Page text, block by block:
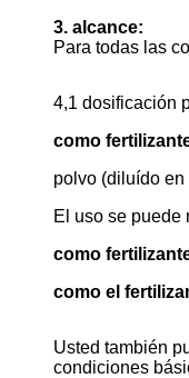
3. alcance:
Para todas las
4,1 dosificación
como
polvo (diluído
El uso se puede
como
como el
Usted también
condiciones